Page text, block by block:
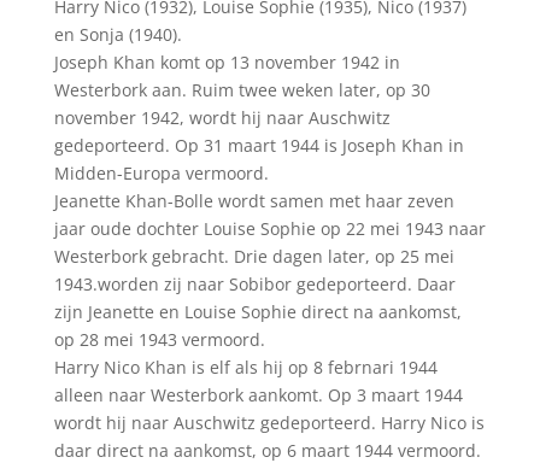
Harry Nico (1932), Louise Sophie (1935), Nico (1937)
en Sonja (1940).
Joseph Khan komt op 13 november 1942 in
Westerbork aan. Ruim twee weken later, op 30
november 1942, wordt hij naar Auschwitz
gedeporteerd. Op 31 maart 1944 is Joseph Khan in
Midden-Europa vermoord.
Jeanette Khan-Bolle wordt samen met haar zeven
jaar oude dochter Louise Sophie op 22 mei 1943 naar
Wes­terbork gebracht. Drie dagen later, op 25 mei
1943.worden zij naar Sobibor gedeporteerd. Daar
zijn Jeanette en Louise Sophie direct na aankomst,
op 28 mei 1943 vermoord.
Harry Nico Khan is elf als hij op 8 febrnari 1944
alleen naar Westerbork aankomt. Op 3 maart 1944
wordt hij naar Auschwitz gedeporteerd. Harry Nico is
daar direct na aankomst, op 6 maart 1944 vermoord.